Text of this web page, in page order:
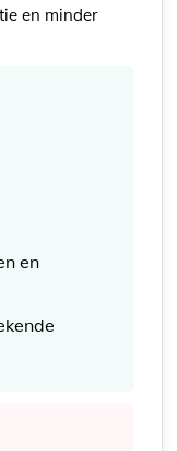
en minder
en